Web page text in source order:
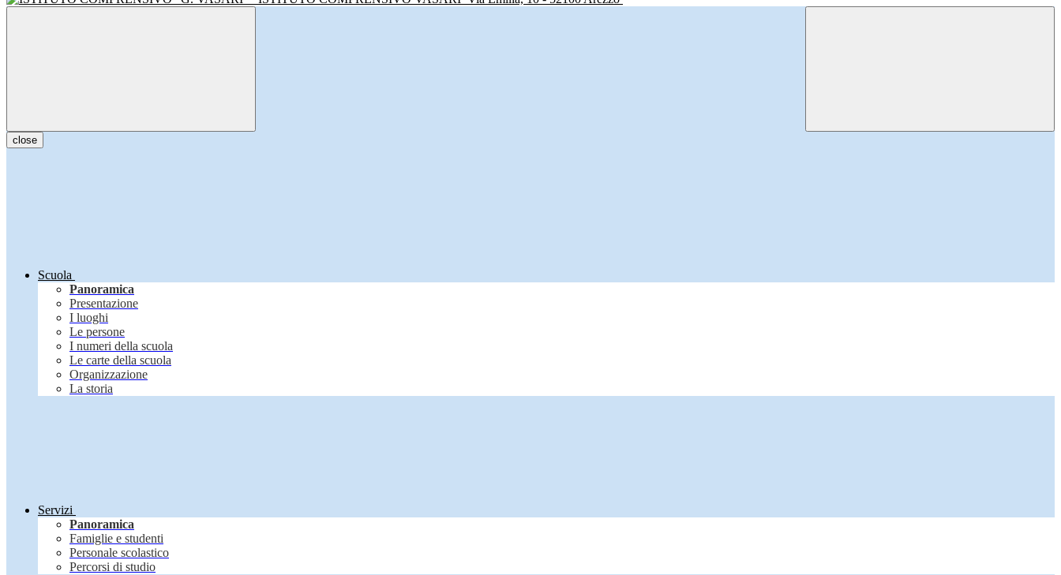
close
Scuola
Panoramica
Presentazione
I luoghi
Le persone
I numeri della scuola
Le carte della scuola
Organizzazione
La storia
Servizi
Panoramica
Famiglie e studenti
Personale scolastico
Percorsi di studio